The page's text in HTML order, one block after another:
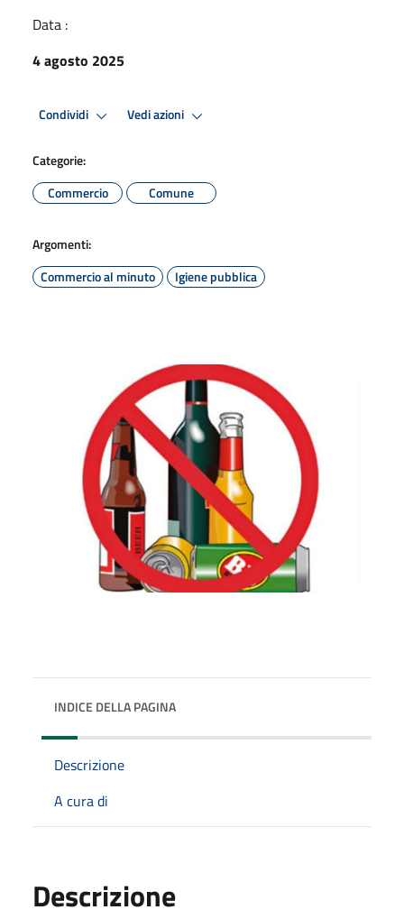
Data :
4 agosto 2025
Condividi Vedi azioni
Categorie:
Commercio
Comune
Argomenti:
Commercio al minuto
Igiene pubblica
INDICE DELLA PAGINA
Descrizione
A cura di
Descrizione